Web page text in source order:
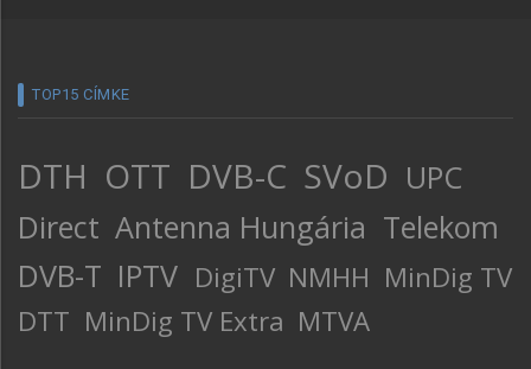
TOP15 CÍMKE
DTH OTT DVB-C SVoD UPC
Direct Antenna Hungária Telekom
DVB-T IPTV DigiTV NMHH MinDig TV
DTT MinDig TV Extra MTVA